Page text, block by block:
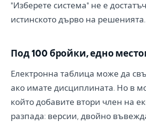
"Изберете система" не е
истинското дърво на решенията.
Под 100 бройки, едно
Електронна таблица може да
ако имате дисциплината. Но в
който добавите втори член на
разпада: версии, двойно